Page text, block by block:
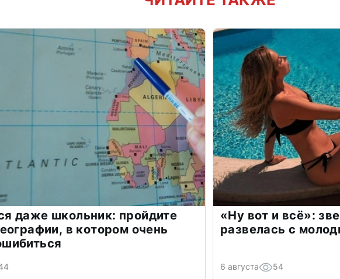
даже школьник: пройдите
в котором очень
«Ну вот и всё»:
развелась с
6 августа 54